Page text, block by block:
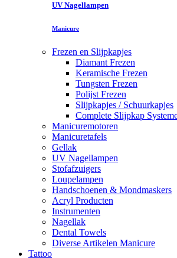
UV Nagellampen
Manicure
Frezen en Slijpkapjes
Diamant Frezen
Keramische Frezen
Tungsten Frezen
Polijst Frezen
Slijpkapjes / Schuurkapjes
Complete Slijpkap
Manicuremotoren
Manicuretafels
Gellak
UV Nagellampen
Stofafzuigers
Loupelampen
Handschoenen & Mondmaskers
Acryl Producten
Instrumenten
Nagellak
Dental Towels
Diverse Artikelen Manicure
Tattoo